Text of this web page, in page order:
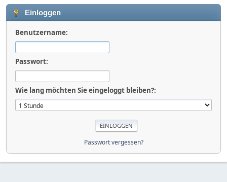
Einloggen
Benutzername:
Passwort:
Wie lang möchten Sie eingeloggt bleiben?:
Passwort vergessen?